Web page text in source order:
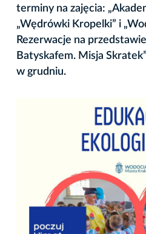
terminy na zajęcia:
„Wędrówki Kropelki” i
Rezerwacje na
Batyskafem. Misja
w grudniu.